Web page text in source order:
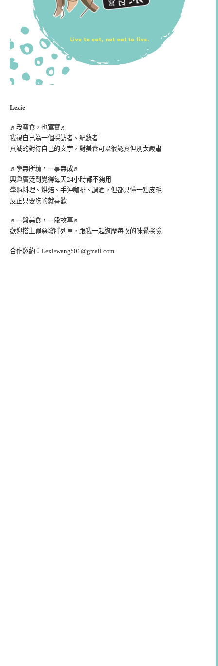
Lexie
♬我寫食，也寫實♬
我視自己為一個採訪者、紀錄者
真誠的對待自己的文字，對美食可以很認真但別太嚴肅
♬學無所精，一事無成♬
興趣廣泛到覺得每天24小時都不夠用
學過料理、烘焙、手沖咖啡、調酒，但都只懂一點皮毛
反正只要吃的就喜歡
♬一盤美食，一段故事♬
歡迎搭上罪惡發胖列車，跟我一起遊歷每次的味覺探險
合作邀約： Lexiewang501@gmail.com